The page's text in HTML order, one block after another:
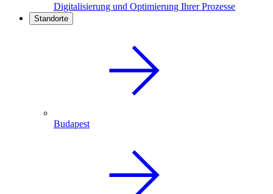
Digitalisierung und Optimierung Ihrer Prozesse
Standorte
Budapest